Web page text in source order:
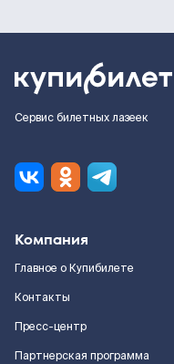
Сервис билетных лазеек
Компания
Главное о Купибилете
Контакты
Пресс-центр
Партнерская программа